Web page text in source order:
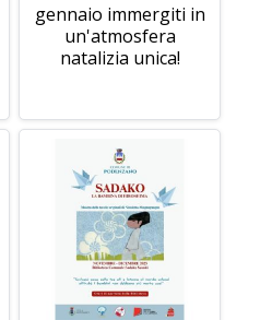
gennaio immergiti in
un'atmosfera
natalizia unica!